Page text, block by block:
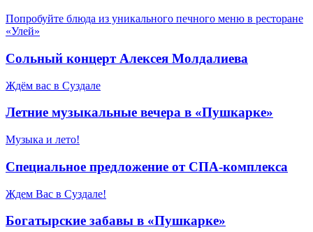
Попробуйте блюда из уникального печного меню в ресторане
«Улей»
Сольный концерт Алексея Молдалиева
Ждём вас в Суздале
Летние музыкальные вечера в «Пушкарке»
Музыка и лето!
Специальное предложение от СПА-комплекса
Ждем Вас в Суздале!
Богатырские забавы в «Пушкарке»